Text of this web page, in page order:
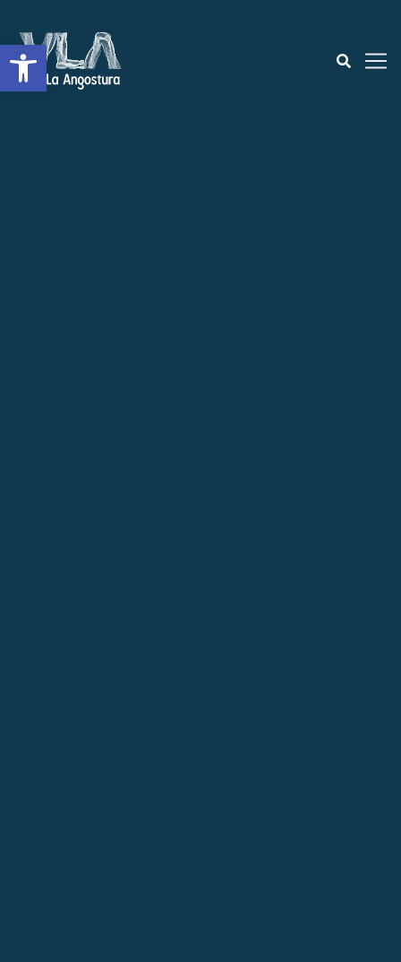
Abrir a barra de ferramentas